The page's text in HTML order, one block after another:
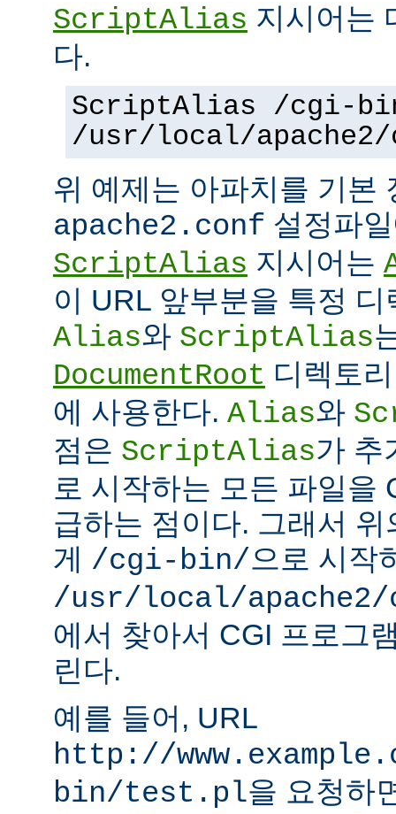
ScriptAlias 지시어는
다.
ScriptAlias /cgi-
/usr/local/
위 예제는 아파치를 기본
apache2.conf 설정파
ScriptAlias 지시어는
이 URL 앞부분을 특정
Alias와 ScriptAlias
DocumentRoot 디렉토
에 사용한다. Alias와
점은 ScriptAlias가 추
로 시작하는 모든 파일을
급하는 점이다. 그래서
게 /cgi-bin/으로 시작
/usr/local/
에서 찾아서 CGI 프로그
린다.
예를 들어, URL
http://
bin/test.pl을 요청하